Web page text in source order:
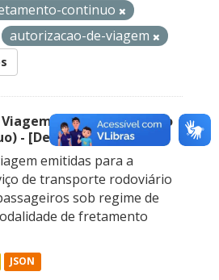
continuo
autorizacao-de-viagem
Nacional – Serviço
- [Descontinuado]
emitidas para a
de transporte rodoviário
sob regime de
de fretamento
JSON